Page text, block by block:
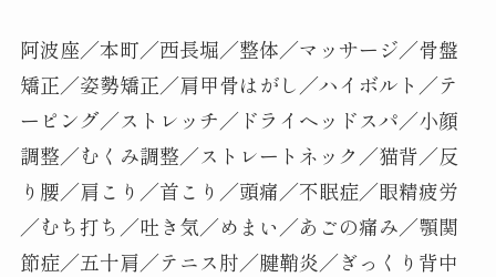
阿波座／本町／西長堀／整体／マッサージ／骨盤
矯正／姿勢矯正／肩甲骨はがし／ハイボルト／テ
ーピング／ストレッチ／ドライヘッドスパ／小顔
調整／むくみ調整／ストレートネック／猫背／反
り腰／肩こり／首こり／頭痛／不眠症／眼精疲労
／むち打ち／吐き気／めまい／あごの痛み／顎関
節症／五十肩／テニス肘／腱鞘炎／ぎっくり背中